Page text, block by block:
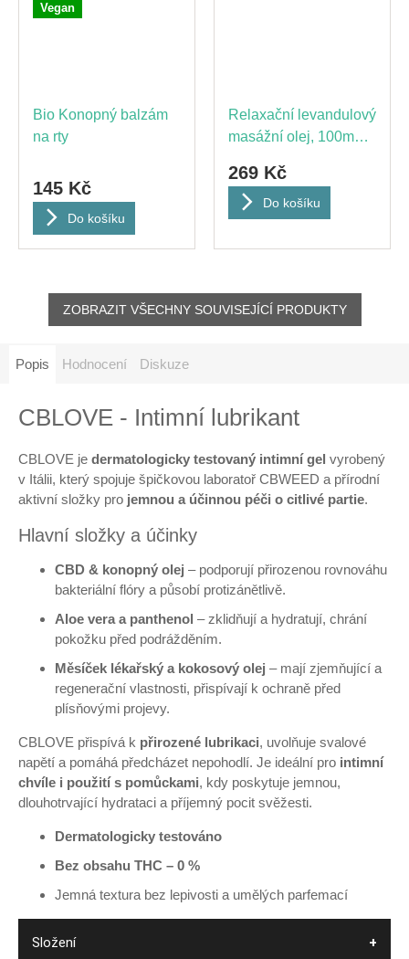
Vegan
Bio Konopný balzám
na rty
145 Kč
Do košíku
Relaxační levandulový
masážní olej, 100mg
269 Kč
Do košíku
ZOBRAZIT VŠECHNY SOUVISEJÍCÍ PRODUKTY
Popis Hodnocení Diskuze
CBLOVE - Intimní lubrikant
CBLOVE je dermatologicky testovaný intimní gel vyrobený
v Itálii, který spojuje špičkovou laboratoř CBWEED a přírodní
aktivní složky pro jemnou a účinnou péči o citlivé partie.
Hlavní složky a účinky
CBD & konopný olej – podporují přirozenou rovnováhu
bakteriální flóry a působí protizánětlivě.
Aloe vera a panthenol – zklidňují a hydratují, chrání
pokožku před podrážděním.
Měsíček lékařský a kokosový olej – mají zjemňující a
regenerační vlastnosti, přispívají k ochraně před
plísňovými projevy.
CBLOVE přispívá k přirozené lubrikaci, uvolňuje svalové
napětí a pomáhá předcházet nepohodlí. Je ideální pro intimní
chvíle i použití s pomůckami, kdy poskytuje jemnou,
dlouhotrvající hydrataci a příjemný pocit svěžesti.
Dermatologicky testováno
Bez obsahu THC – 0 %
Jemná textura bez lepivosti a umělých parfemací
Složení